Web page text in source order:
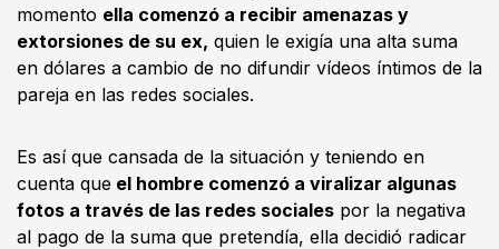
momento ella comenzó a recibir amenazas y
extorsiones de su ex, quien le exigía una alta suma
en dólares a cambio de no difundir vídeos íntimos de la
pareja en las redes sociales.
Es así que cansada de la situación y teniendo en
cuenta que el hombre comenzó a viralizar algunas
fotos a través de las redes sociales por la negativa
al pago de la suma que pretendía, ella decidió radicar